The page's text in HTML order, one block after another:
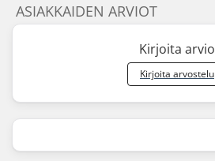
ASIAKKAIDEN ARVIOT
Kirjoita arvio
Kirjoita arvostelu